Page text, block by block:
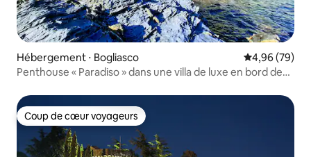
Hébergement ⋅ Bogliasco Évaluation
4,96 (79)
Penthouse « Paradiso » dans une villa de luxe en bord de
Coup de cœur voyageurs
Coup de cœur voyageurs